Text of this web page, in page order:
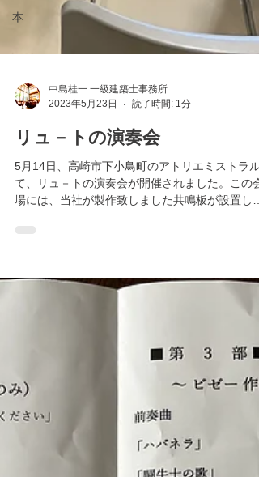
本
2023年5月23日
読了時間: 1分
リュ－トの演奏会
5月14日、高崎市下小鳥町のアトリエミストラル
て、リュ－トの演奏会が開催されました。この会